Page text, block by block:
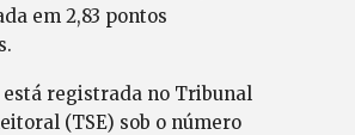
em 2,83 pontos
está registrada no Tribunal
(TSE) sob o número